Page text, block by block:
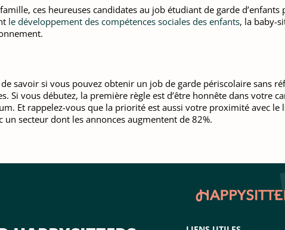
ces heureuses candidates au job étudiant de garde
le développement des compétences sociales des enfants, la baby-
savoir si vous pouvez obtenir un job de garde périscolaire sans
Si vous débutez, la première règle est d’être honnête dans votre
Et rappelez-vous que la priorité est aussi votre proximité avec le
un secteur dont les annonces augmentent de 82%.